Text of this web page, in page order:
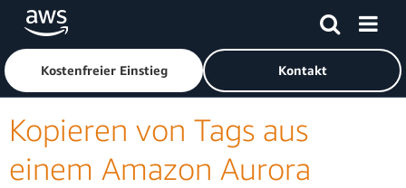
Überspringen zum Hauptinhalt
Klicken Sie hier, um zur Amazon Web Services-Startseite
Kostenfreier Einstieg Kontakt
Kopieren von Tags aus
einem Amazon Aurora